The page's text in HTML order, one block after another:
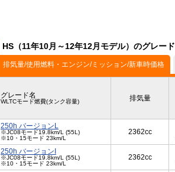
HS（11年10月～12年12月モデル）のグレード
排気量/使用燃料・エンジン/ミッション/新車時価格
グレード名
WLTCモード燃費(タンク容量) 排気量
250h バージョンL
※JC08モード19.8km/L (55L)
※10・15モード 23km/L
2362cc
250h バージョンI
※JC08モード19.8km/L (55L)
※10・15モード 23km/L
2362cc